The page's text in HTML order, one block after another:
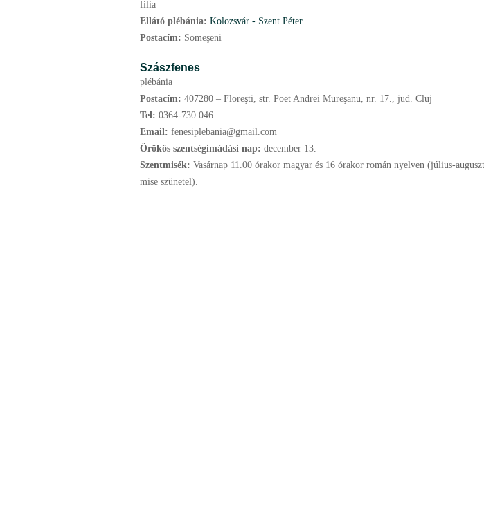
filia
Ellátó plébánia: Kolozsvár - Szent Péter
Postacím: Someşeni
Szászfenes
plébánia
Postacím: 407280 – Floreşti, str. Poet Andrei Mureşanu, nr. 17., jud. Cluj
Tel: 0364-730.046
Email: fenesiplebania@gmail.com
Örökös szentségimádási nap: december 13.
Szentmisék: Vasárnap 11.00 órakor magyar és 16 órakor román nyelven (július-
mise szünetel).